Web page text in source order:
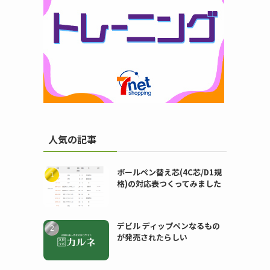
人気の記事
ボールペン替え芯(4C芯/D1規
格)の対応表つくってみました
デビル ディップペンなるもの
が発売されたらしい